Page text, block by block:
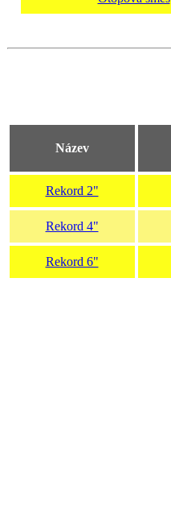
Název
Rekord 2"
Rekord 4"
Rekord 6"